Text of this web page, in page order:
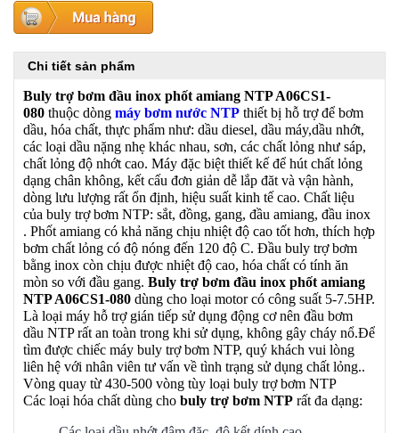
Chi tiết sản phẩm
Buly trợ bơm đầu inox phốt amiang NTP A06CS1-
080 thuộc dòng máy bơm nước NTP thiết bị hỗ trợ để bơm
dầu, hóa chất, thực phẩm như: dầu diesel, dầu máy,dầu nhớt,
các loại dầu nặng nhẹ khác nhau, sơn, các chất lỏng như sáp,
chất lỏng độ nhớt cao. Máy đặc biệt thiết kế để hút chất lỏng
dạng chân không, kết cấu đơn giản dễ lắp đăt và vận hành,
dòng lưu lượng rất ổn định, hiệu suất kinh tế cao. Chất liệu
của buly trợ bơm NTP: sắt, đồng, gang, đầu amiang, đầu inox
. Phốt amiang có khả năng chịu nhiệt độ cao tốt hơn, thích hợp
bơm chất lỏng có độ nóng đến 120 độ C. Đầu buly trợ bơm
bằng inox còn chịu được nhiệt độ cao, hóa chất có tính ăn
mòn so với đầu gang. Buly trợ bơm đầu inox phốt amiang
NTP A06CS1-080 dùng cho loại motor có công suất 5-7.5HP.
Là loại máy hỗ trợ gián tiếp sử dụng động cơ nên đầu bơm
dầu NTP rất an toàn trong khi sử dụng, không gây cháy nổ.Để
tìm được chiếc máy buly trợ bơm NTP, quý khách vui lòng
liên hệ với nhân viên tư vấn về tình trạng sử dụng chất lỏng..
Vòng quay từ 430-500 vòng tùy loại buly trợ bơm NTP
Các loại hóa chất dùng cho buly trợ bơm NTP rất đa dạng: